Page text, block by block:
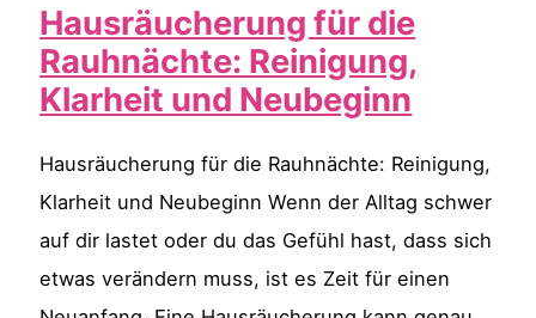
der
Kraft
der
Hausräucherung für die
Rauhnächte: Reinigung,
Klarheit und Neubeginn
Hausräucherung für die Rauhnächte: Reinigung,
Klarheit und Neubeginn Wenn der Alltag schwer
auf dir lastet oder du das Gefühl hast, dass sich
etwas verändern muss, ist es Zeit für einen